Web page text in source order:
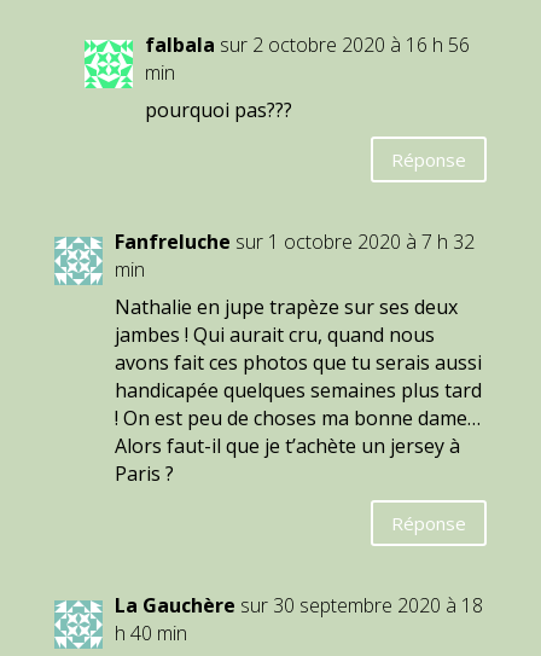
falbala sur 2 octobre 2020 à 16 h 56
min
pourquoi pas???
Réponse
Fanfreluche sur 1 octobre 2020 à 7 h 32
min
Nathalie en jupe trapèze sur ses deux
jambes ! Qui aurait cru, quand nous
avons fait ces photos que tu serais aussi
handicapée quelques semaines plus tard
! On est peu de choses ma bonne dame…
Alors faut-il que je t’achète un jersey à
Paris ?
Réponse
La Gauchère sur 30 septembre 2020 à 18
h 40 min